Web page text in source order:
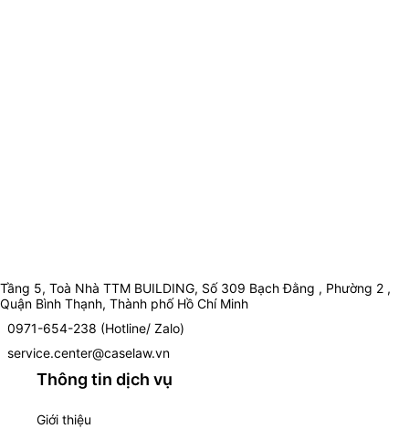
Tầng 5, Toà Nhà TTM BUILDING, Số 309 Bạch Đằng , Phường 2 ,
Quận Bình Thạnh, Thành phố Hồ Chí Minh
0971-654-238 (Hotline/ Zalo)
service.center@caselaw.vn
Thông tin dịch vụ
Giới thiệu